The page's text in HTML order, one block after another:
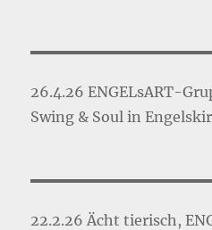
26.4.26 ENGELsART-
Swing & Soul in
22.2.26 Ächt tierisch,